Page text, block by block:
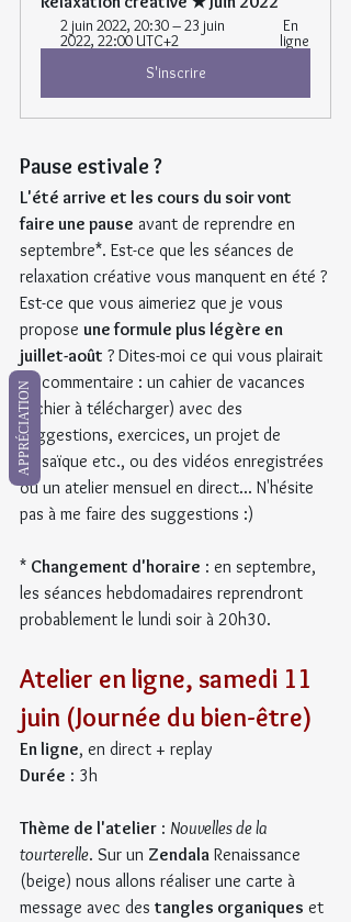
2 juin 2022, 20:30 – 23 juin
2022, 22:00 UTC+2
ligne
S'inscrire
Pause estivale ?
L'été arrive et les cours du soir vont
faire une pause avant de reprendre en
septembre*. Est-ce que les séances de
relaxation créative vous manquent en été ?
Est-ce que vous aimeriez que je vous
propose une formule plus légère en
juillet-août ? Dites-moi ce qui vous plairait
en commentaire : un cahier de vacances
(fichier à télécharger) avec des
suggestions, exercices, un projet de
mosaïque etc., ou des vidéos enregistrées
ou un atelier mensuel en direct... N'hésite
pas à me faire des suggestions :)
* Changement d'horaire : en septembre,
les séances hebdomadaires reprendront
probablement le lundi soir à 20h30.
Atelier en ligne, samedi 11
juin (Journée du bien-être)
En ligne, en direct + replay
Durée : 3h
Thème de l'atelier : Nouvelles de la
tourterelle. Sur un Zendala Renaissance
(beige) nous allons réaliser une carte à
message avec des tangles organiques et
APPRÉCIATION